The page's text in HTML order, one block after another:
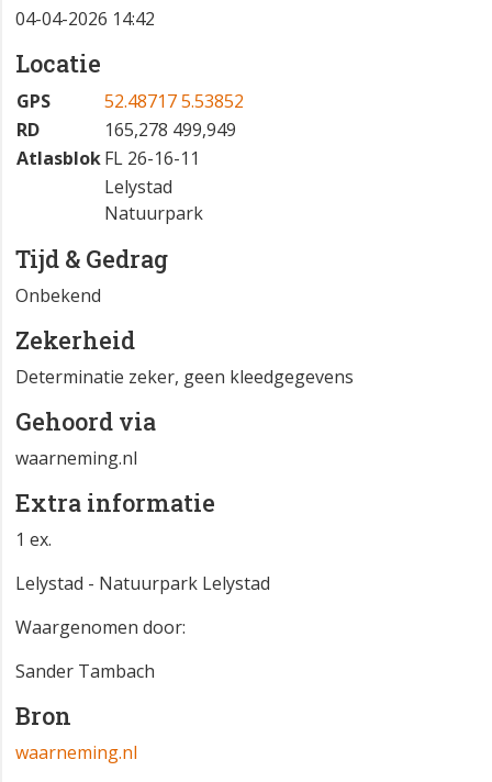
04-04-2026 14:42
Locatie
GPS
52.48717 5.53852
RD
165,278 499,949
AtlasblokFL 26-16-11
Lelystad
Natuurpark
Tijd & Gedrag
Onbekend
Zekerheid
Determinatie zeker, geen kleedgegevens
Gehoord via
waarneming.nl
Extra informatie
1 ex.
Lelystad - Natuurpark Lelystad
Waargenomen door:
Sander Tambach
Bron
waarneming.nl